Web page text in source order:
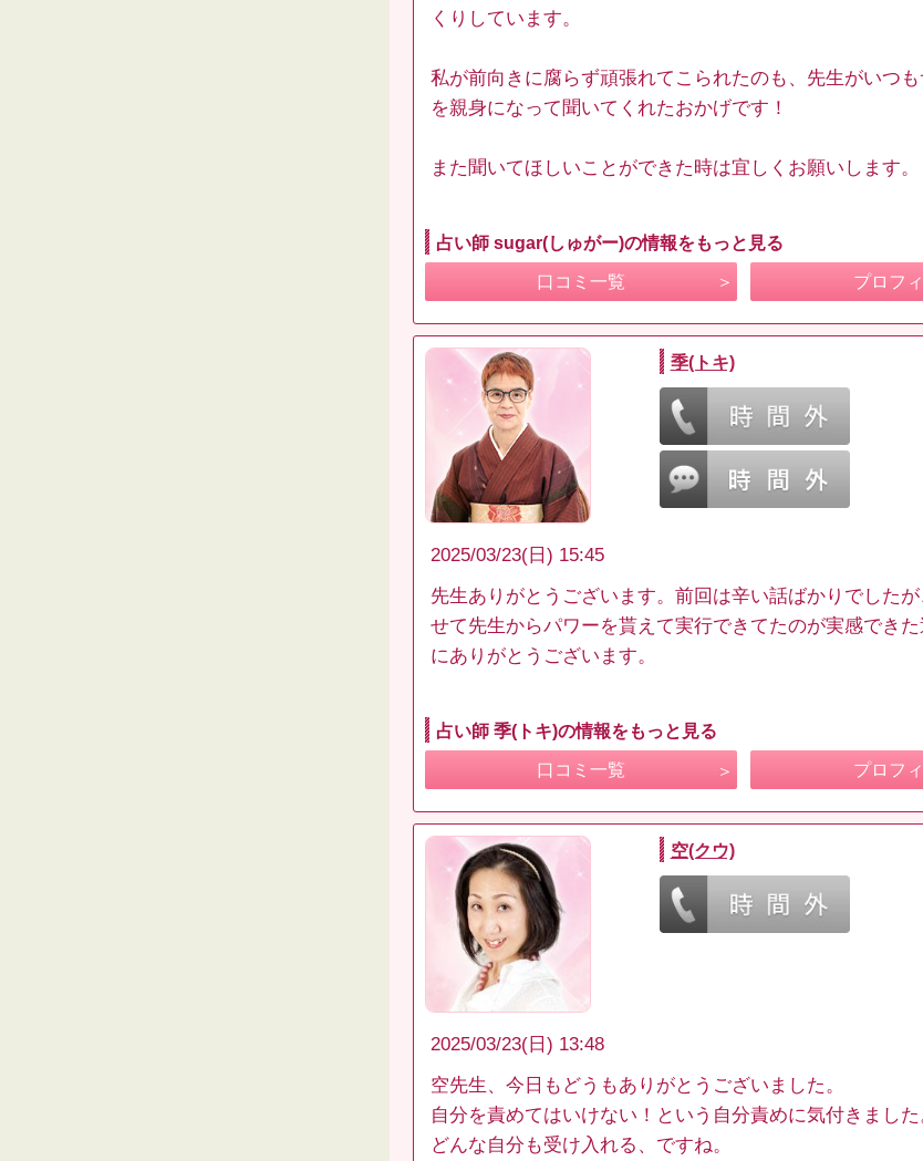
くりしています。
私が前向きに腐らず頑張れてこられたのも、先生がいつ
を親身になって聞いてくれたおかげです！
また聞いてほしいことができた時は宜しくお願いします。
占い師 sugar(しゅがー)の情報をもっと見る
口コミ一覧 プロフ
季(トキ)
2025/03/23(日) 15:45
先生ありがとうございます。前回は辛い話ばかりでした
せて先生からパワーを貰えて実行できてたのが実感でき
にありがとうございます。
占い師 季(トキ)の情報をもっと見る
口コミ一覧 プロフ
空(クウ)
2025/03/23(日) 13:48
空先生、今日もどうもありがとうございました。
自分を責めてはいけない！という自分責めに気付きまし
どんな自分も受け入れる、ですね。